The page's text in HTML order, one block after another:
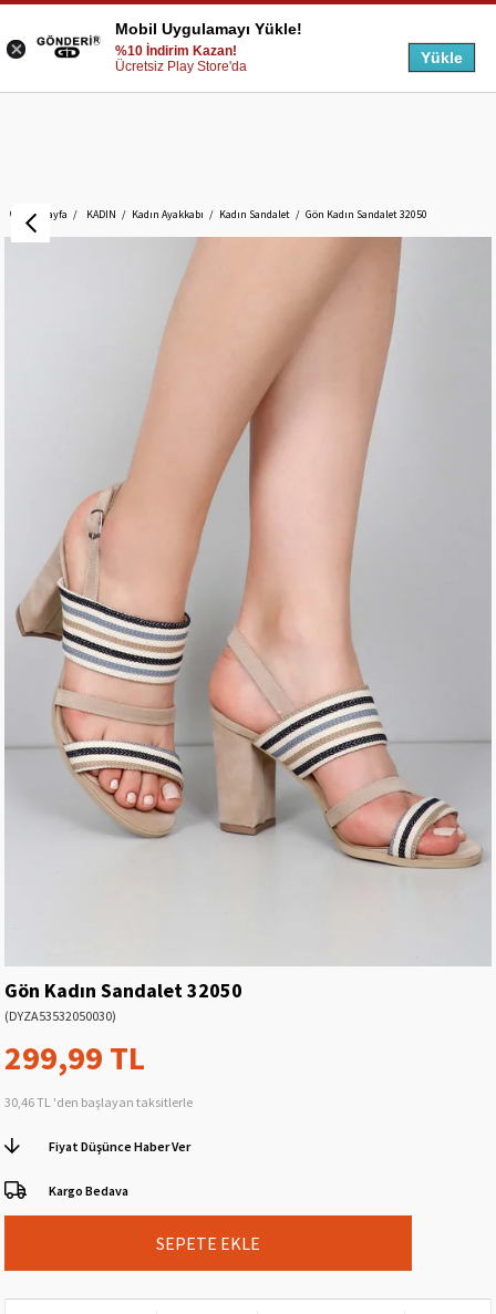
Anasayfa KADIN Kadın Ayakkabı Kadın Sandalet Gön Kadın Sandalet 32050
Gön Kadın Sandalet 32050
(DYZA53532050030)
299,99 TL
30,46 TL 'den başlayan taksitlerle
Fiyat Düşünce Haber Ver
Kargo Bedava
Mobil Uygulamayı Yükle!
%10 İndirim Kazan!
Ücretsiz Play Store'da
Yükle